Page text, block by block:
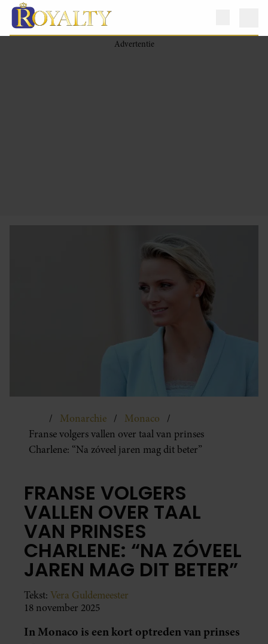
Monarchie
Monaco
Franse volgers vallen over taal van prinses
Charlene: “Na zóveel jaren mag dit beter”
FRANSE VOLGERS
VALLEN OVER TAAL
VAN PRINSES
CHARLENE: “NA ZÓVEEL
JAREN MAG DIT BETER”
Tekst: Vera Guldemeester
18 november 2025
In Monaco is een kort optreden van prinses